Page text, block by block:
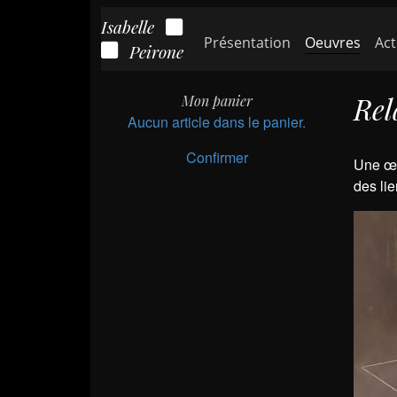
Isabelle
Peirone
Présentation Oeuvres
Mon panier
Aucun article dans le panier.
Confirmer
Une
des